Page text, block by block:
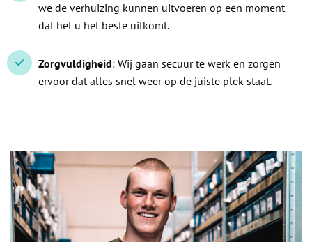
we de verhuizing kunnen uitvoeren op een moment
dat het u het beste uitkomt.
Zorgvuldigheid: Wij gaan secuur te werk en zorgen
ervoor dat alles snel weer op de juiste plek staat.